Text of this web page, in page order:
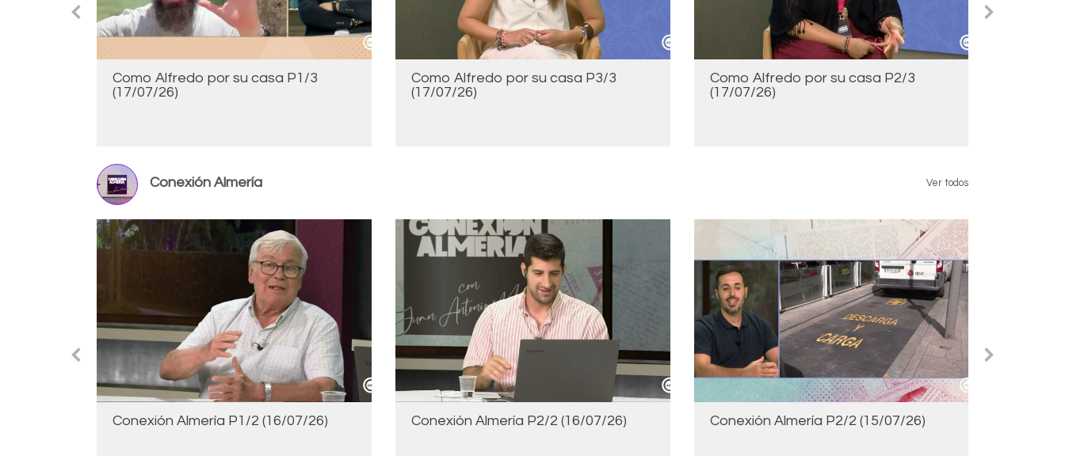
Como Alfredo por su casa P1/3
(17/07/26)
Como Alfredo por su casa P3/3
(17/07/26)
Como Alfredo por su casa P2/3
(17/07/26)
Ver todos
Conexión Almería
Conexión Almería P1/2 (16/07/26) Conexión Almería P2/2 (16/07/26) Conexión Almería P2/2 (15/07/26)